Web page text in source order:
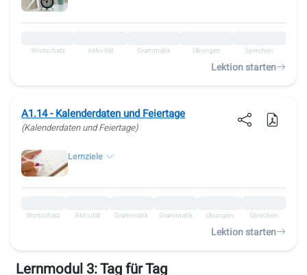
Wortschatz Aktivität Grammatik Übungen Sprechen
Lektion starten
A1.14 - Kalenderdaten und Feiertage
(Kalenderdaten und Feiertage)
Lernziele
Wortschatz Aktivität Grammatik Grammatik Übungen Sprechen
Lektion starten
Lernmodul 3:Tag für Tag